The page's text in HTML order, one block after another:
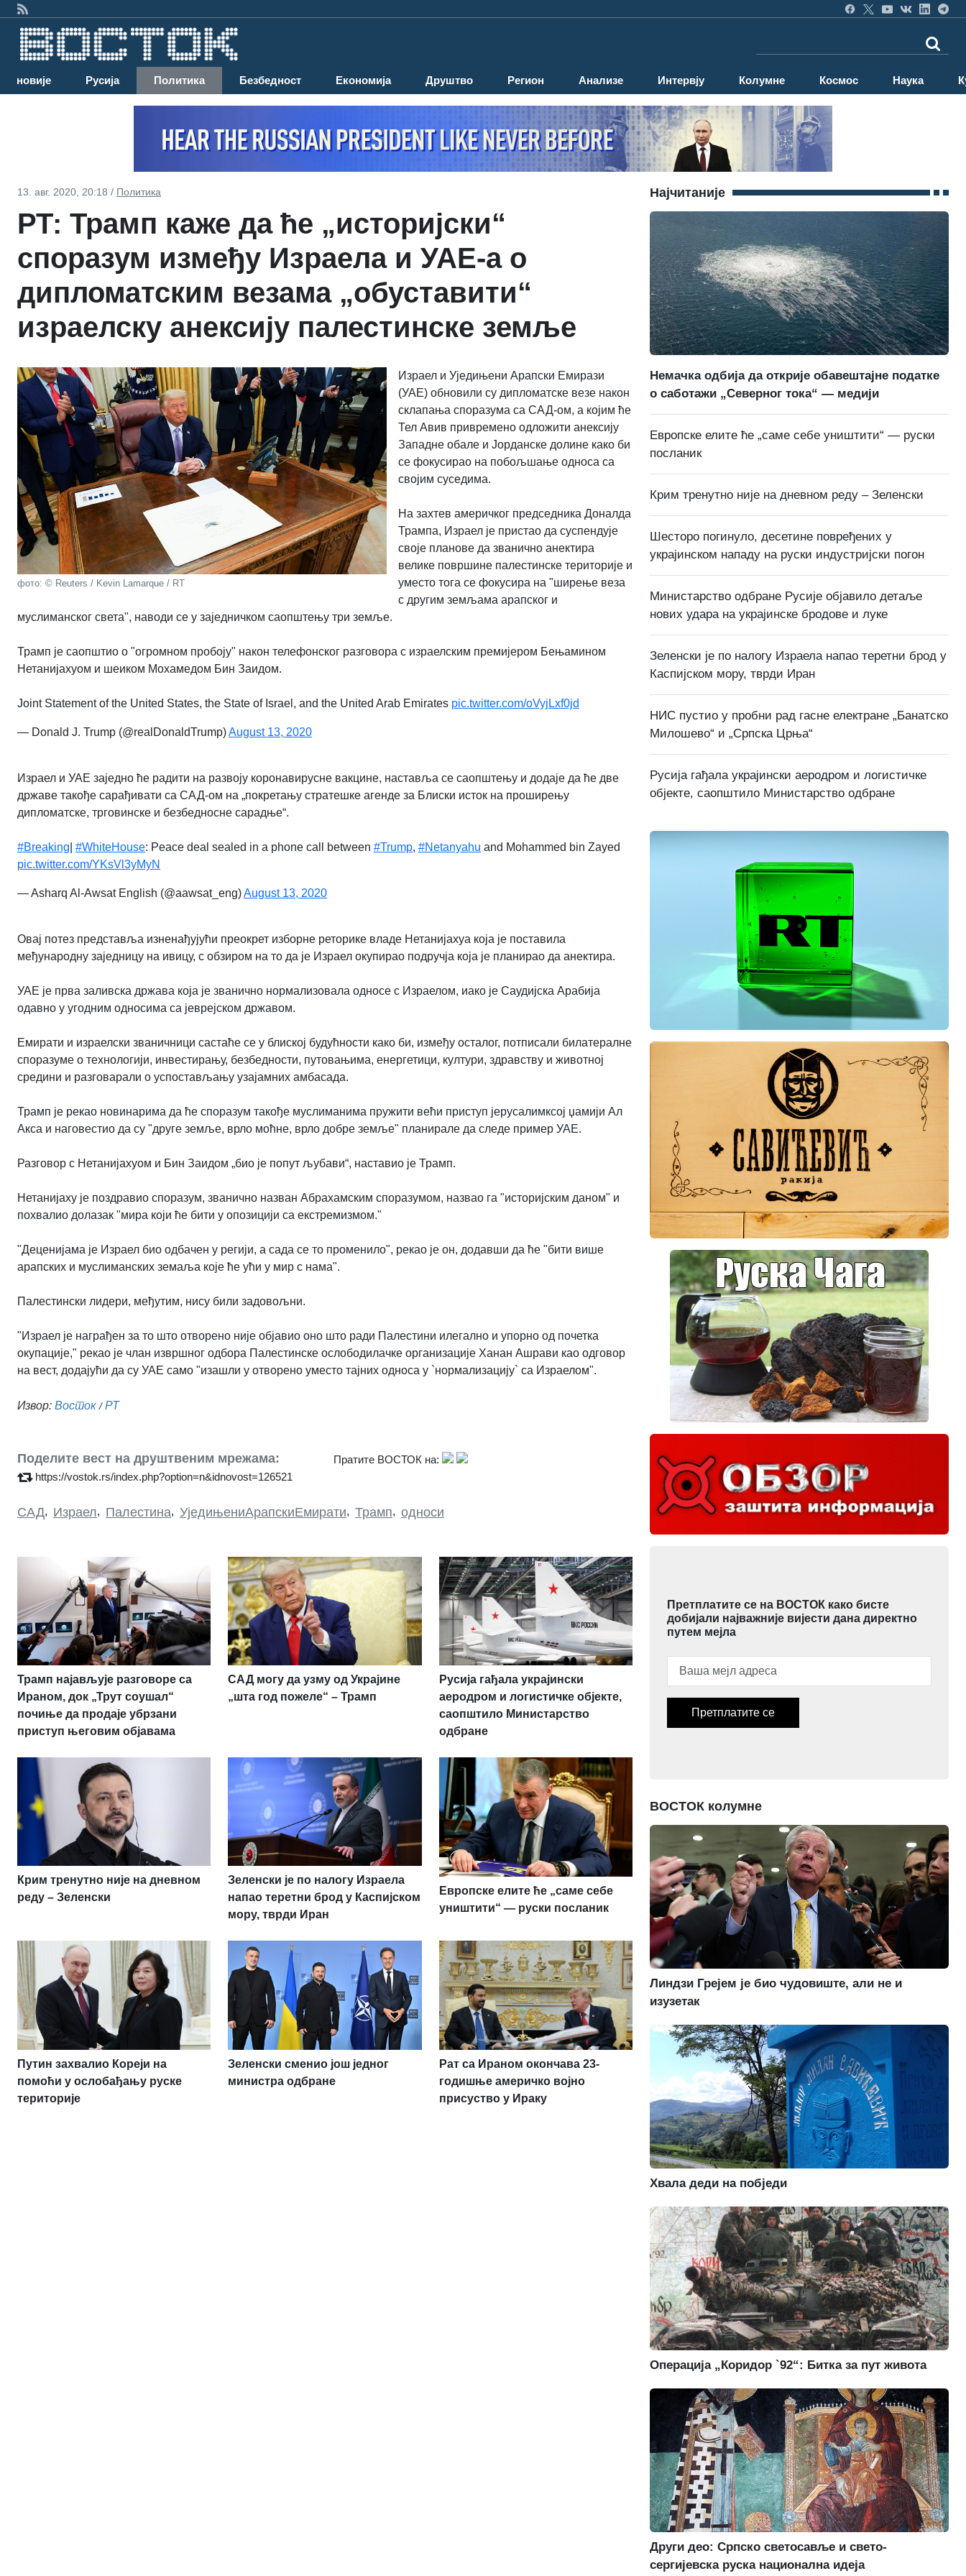
Најновије Русија Политика Безбедност Економија Друштво Регион Анализе Интервју Колумне Космос Наука
13. авг. 2020, 20:18 / Политика
РТ: Трамп каже да ће „историјски“
споразум између Израела и УАЕ-а о
дипломатским везама „обуставити“
израелску анексију палестинске земље
фото: © Reuters / Kevin Lamarque / RT
Израел и Уједињени Арапски Емирази
(УАЕ) обновили су дипломатске везе након
склапања споразума са САД-ом, а којим ће
Тел Авив привремено одложити анексију
Западне обале и Јорданске долине како би
се фокусирао на побољшање односа са
својим суседима.
На захтев америчког председника Доналда
Трампа, Израел је пристао да суспендује
своје планове да званично анектира
велике површине палестинске територије и
уместо тога се фокусира на "ширење веза
с другим земљама арапског и
муслиманског света", наводи се у заједничком саопштењу три земље.
Трамп је саопштио о "огромном пробоју" након телефонског разговора с израелским премијером Бењамином
Нетанијахуом и шеиком Мохамедом Бин Заидом.
Joint Statement of the United States, the State of Israel, and the United Arab Emirates pic.twitter.com/oVyjLxf0jd
— Donald J. Trump (@realDonaldTrump)August 13, 2020
Израел и УАЕ заједно ће радити на развоју коронавирусне вакцине, наставља се саопштењу и додаје да ће две
државе такође сарађивати са САД-ом на „покретању стратешке агенде за Блиски исток на проширењу
дипломатске, трговинске и безбедносне сарадње“.
#Breaking #WhiteHouse: Peace deal sealed in a phone call between #Trump, #Netanyahu and Mohammed bin Zayed
pic.twitter.com/YKsVl3yMyN
— Asharq Al-Awsat English (@aawsat_eng)August 13, 2020
Овај потез представља изненађујући преокрет изборне реторике владе Нетанијахуа која је поставила
међународну заједницу на ивицу, с обзиром на то да је Израел окупирао подручја која је планирао да анектира.
УАЕ је прва заливска држава која је званично нормализовала односе с Израелом, иако је Саудијска Арабија
одавно у угодним односима са јеврејском државом.
Емирати и израелски званичници састаће се у блиској будућности како би, између осталог, потписали билатералне
споразуме о технологији, инвестирању, безбедности, путовањима, енергетици, култури, здравству и животној
средини и разговарали о успостављању узајамних амбасада.
Трамп је рекао новинарима да ће споразум такође муслиманима пружити већи приступ јерусалимксој џамији Ал
Акса и наговестио да су "друге земље, врло моћне, врло добре земље" планирале да следе пример УАЕ.
Разговор с Нетанијахуом и Бин Заидом „био је попут љубави“, наставио је Трамп.
Нетанијаху је поздравио споразум, званично назван Абрахамским споразумом, назвао га "историјским даном" и
похвалио долазак "мира који ће бити у опозицији са екстремизмом."
"Деценијама је Израел био одбачен у регији, а сада се то променило", рекао је он, додавши да ће "бити више
арапских и муслиманских земаља које ће ући у мир с нама".
Палестински лидери, међутим, нису били задовољни.
"Израел је награђен за то што отворено није објавио оно што ради Палестини илегално и упорно од почетка
окупације," рекао је члан извршног одбора Палестинске ослободилачке организације Ханан Ашрави као одговор
на вест, додајући да су УАЕ само "изашли у отворено уместо тајних односа у `нормализацију` са Израелом".
Извор: Восток /РТ
Поделите вест на друштвеним мрежама:
https://vostok.rs/index.php?option=n&idnovost=126521
Пратите ВОСТОК на:
САД, Израел, Палестина, УједињениАрапскиЕмирати, Трамп, односи
Трамп најављује разговоре са
Ираном, док „Трут соушал“
почиње да продаје убрзани
приступ његовим објавама
САД могу да узму од Украјине
„шта год пожеле“ – Трамп
Русија гађала украјински
аеродром и логистичке објекте,
саопштило Министарство
одбране
Крим тренутно није на дневном
реду – Зеленски
Зеленски је по налогу Израела
напао теретни брод у Каспијском
мору, тврди Иран
Европске елите ће „саме себе
уништити“ — руски посланик
Путин захвалио Кореји на
помоћи у ослобађању руске
територије
Зеленски сменио још једног
министра одбране
Рат са Ираном окончава 23-
годишње америчко војно
присуство у Ираку
Најчитаније
Немачка одбија да открије обавештајне податке
о саботажи „Северног тока“ — медији
Европске елите ће „саме себе уништити“ — руски
посланик
Крим тренутно није на дневном реду – Зеленски
Шесторо погинуло, десетине повређених у
украјинском нападу на руски индустријски погон
Министарство одбране Русије објавило детаље
нових удара на украјинске бродове и луке
Зеленски је по налогу Израела напао теретни брод у
Каспијском мору, тврди Иран
НИС пустио у пробни рад гасне електране „Банатско
Милошево“ и „Српска Црња“
Русија гађала украјински аеродром и логистичке
објекте, саопштило Министарство одбране
Претплатите се на ВОСТОК како бисте
добијали најважније вијести дана директно
путем мејла
Претплатите се
ВОСТОК колумне
Линдзи Грејем је био чудовиште, али не и
изузетак
Хвала деди на побједи
Операција „Коридор `92“: Битка за пут живота
Други део: Српско светосавље и свето-
сергијевска руска национална идеја